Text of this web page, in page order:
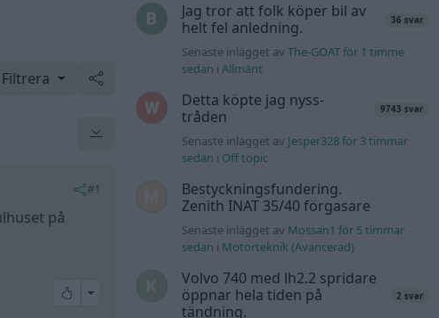
Filtrera
#1
på
All reactions
Jag tror att folk köper bil av
helt fel anledning.
36 svar
Senaste inlägget avThe-GOAT för 1 timme
sedan iAllmänt
Detta köpte jag nyss-
tråden
9743 svar
Senaste inlägget av Jesper328 för 3 timmar
sedan i Off topic
Bestyckningsfundering.
Zenith INAT 35/40 förgasare
Senaste inlägget av Mossan1 för 5 timmar
sedan i Motorteknik (Avancerad)
Volvo 740 med lh2.2 spridare
öppnar hela tiden på
tändning.
2 svar